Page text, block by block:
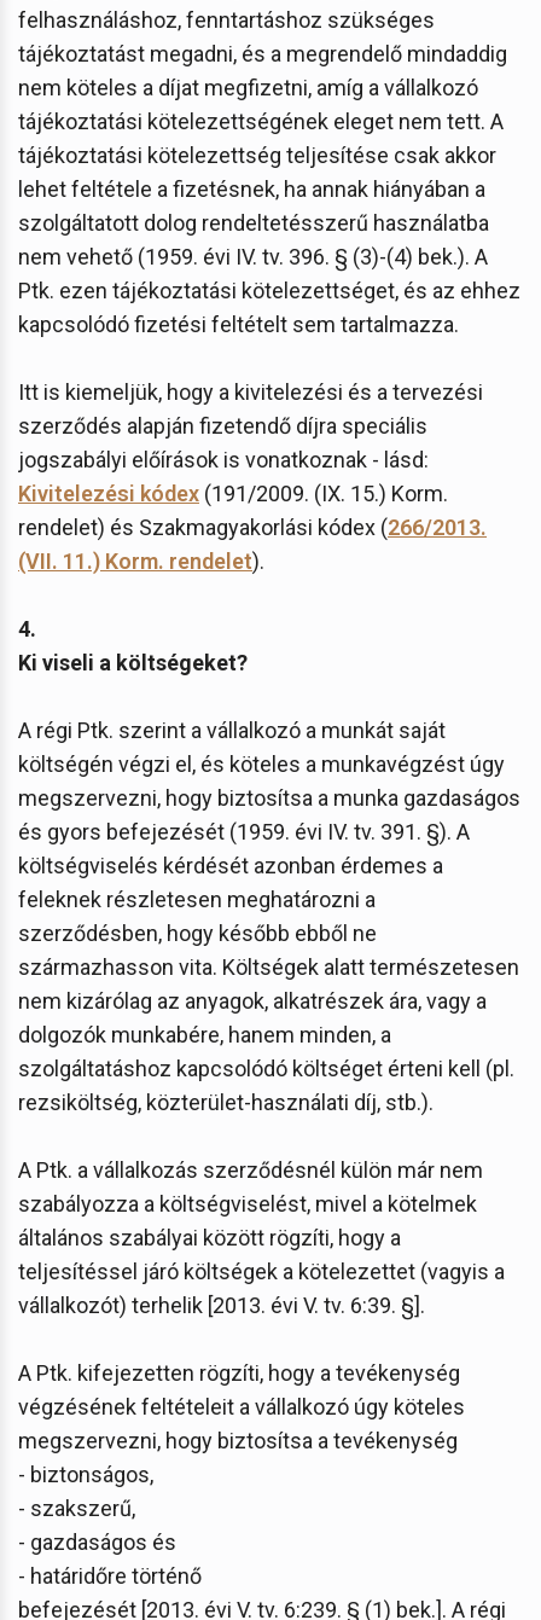
felhasználáshoz, fenntartáshoz szükséges
tájékoztatást megadni, és a megrendelő mindaddig
nem köteles a díjat megfizetni, amíg a vállalkozó
tájékoztatási kötelezettségének eleget nem tett. A
tájékoztatási kötelezettség teljesítése csak akkor
lehet feltétele a fizetésnek, ha annak hiányában a
szolgáltatott dolog rendeltetésszerű használatba
nem vehető (1959. évi IV. tv. 396. § (3)-(4) bek.). A
Ptk. ezen tájékoztatási kötelezettséget, és az ehhez
kapcsolódó fizetési feltételt sem tartalmazza.
Itt is kiemeljük, hogy a kivitelezési és a tervezési
szerződés alapján fizetendő díjra speciális
jogszabályi előírások is vonatkoznak - lásd:
Kivitelezési kódex (191/2009. (IX. 15.) Korm.
rendelet) és Szakmagyakorlási kódex (266/2013.
(VII. 11.) Korm. rendelet).
4.
Ki viseli a költségeket?
A régi Ptk. szerint a vállalkozó a munkát saját
költségén végzi el, és köteles a munkavégzést úgy
megszervezni, hogy biztosítsa a munka gazdaságos
és gyors befejezését (1959. évi IV. tv. 391. §). A
költségviselés kérdését azonban érdemes a
feleknek részletesen meghatározni a
szerződésben, hogy később ebből ne
származhasson vita. Költségek alatt természetesen
nem kizárólag az anyagok, alkatrészek ára, vagy a
dolgozók munkabére, hanem minden, a
szolgáltatáshoz kapcsolódó költséget érteni kell (pl.
rezsiköltség, közterület-használati díj, stb.).
A Ptk. a vállalkozás szerződésnél külön már nem
szabályozza a költségviselést, mivel a kötelmek
általános szabályai között rögzíti, hogy a
teljesítéssel járó költségek a kötelezettet (vagyis a
vállalkozót) terhelik [2013. évi V. tv. 6:39. §].
A Ptk. kifejezetten rögzíti, hogy a tevékenység
végzésének feltételeit a vállalkozó úgy köteles
megszervezni, hogy biztosítsa a tevékenység
- biztonságos,
- szakszerű,
- gazdaságos és
- határidőre történő
befejezését [2013. évi V. tv. 6:239. § (1) bek.]. A régi